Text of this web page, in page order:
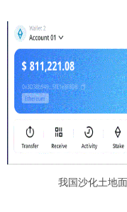
我国沙化土地